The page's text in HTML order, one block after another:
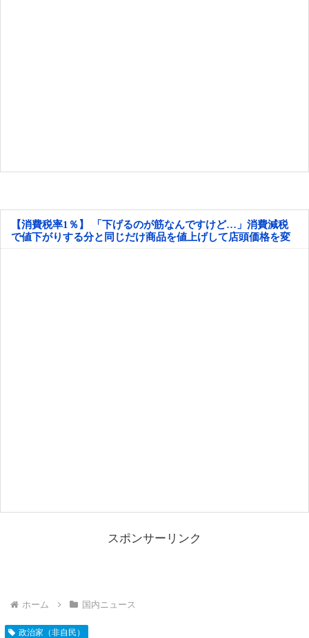
【消費税率1％】 「下げるのが筋なんですけど…」消費減税
で値下がりする分と同じだけ商品を値上げして店頭価格を変
えない店も
スポンサーリンク
ホーム 国内ニュース
政治家（非自民）